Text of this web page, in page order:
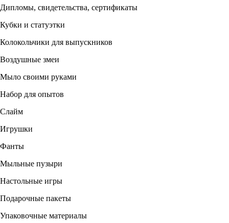
Дипломы, свидетельства, сертификаты
Кубки и статуэтки
Колокольчики для выпускников
Воздушные змеи
Мыло своими руками
Набор для опытов
Слайм
Игрушки
Фанты
Мыльные пузыри
Настольные игры
Подарочные пакеты
Упаковочные материалы